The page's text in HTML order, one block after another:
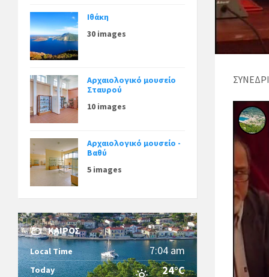
Ιθάκη
30 images
Αρχαιολογικό μουσείο
Σταυρού
10 images
Αρχαιολογικό μουσείο -
Βαθύ
5 images
ΚΑΙΡΌΣ
Local Time 7:04 am
Today 24°C